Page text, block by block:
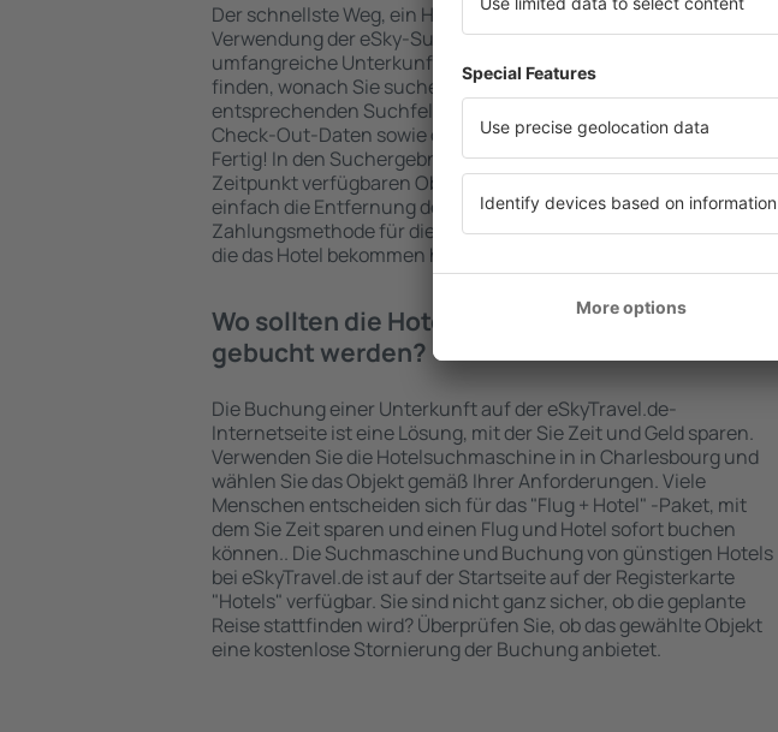
Der schnellste Weg, ein Hotel in Charlesbourg zu finden, ist die
Verwendung der eSky-Suchmaschine für Unterkünfte. Eine
umfangreiche Unterkunftsbasis garantiert, dass Sie gerade das
finden, wonach Sie suchen. Geben Sie den Reiseort in die
entsprechenden Suchfelder ein, wählen Sie die Check-In- und
Check-Out-Daten sowie die Anzahl der Gäste und Zimmer aus.
Fertig! In den Suchergebnissen werden die zum angegebenen
Zeitpunkt verfügbaren Objekte angezeigt. Sie können ganz
einfach die Entfernung des Hotels vom Zentrum, die
Zahlungsmethode für die Unterkunft oder die Anzahl der Sterne,
die das Hotel bekommen hat, überprüfen.
Wo sollten die Hotels in in Charlesbourg
gebucht werden?
Die Buchung einer Unterkunft auf der eSkyTravel.de-
Internetseite ist eine Lösung, mit der Sie Zeit und Geld sparen.
Verwenden Sie die Hotelsuchmaschine in in Charlesbourg und
wählen Sie das Objekt gemäß Ihrer Anforderungen. Viele
Menschen entscheiden sich für das "Flug + Hotel" -Paket, mit
dem Sie Zeit sparen und einen Flug und Hotel sofort buchen
können.. Die Suchmaschine und Buchung von günstigen Hotels
bei eSkyTravel.de ist auf der Startseite auf der Registerkarte
"Hotels" verfügbar. Sie sind nicht ganz sicher, ob die geplante
Reise stattfinden wird? Überprüfen Sie, ob das gewählte Objekt
eine kostenlose Stornierung der Buchung anbietet.